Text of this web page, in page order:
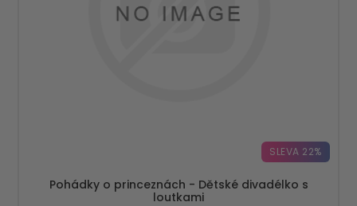
SLEVA 22%
Pohádky o princeznách - Dětské divadélko s
loutkami